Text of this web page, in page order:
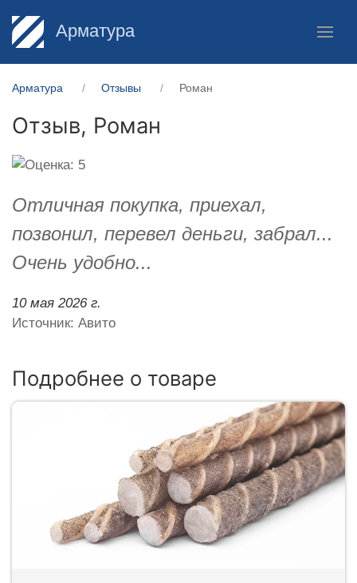
Арматура
Арматура Отзывы Роман
Отзыв, Роман
Отличная покупка, приехал,
позвонил, перевел деньги, забрал...
Очень удобно...
10 мая 2026 г.
Источник: Авито
Подробнее о товаре